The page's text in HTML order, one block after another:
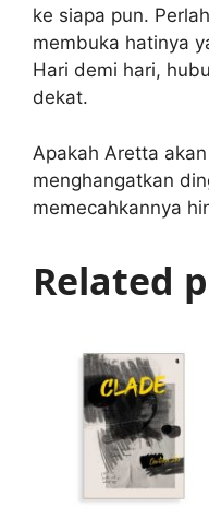
ke siapa pun.
membuka hatinya
Hari demi hari,
dekat.
Apakah Aretta
menghangatkan
memecahkannya
Related